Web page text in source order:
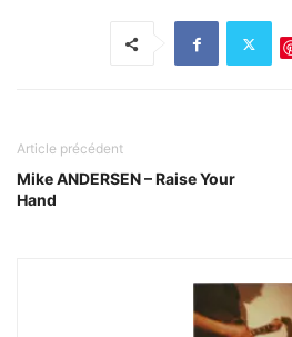
Article précédent
Mike ANDERSEN – Raise Your
Hand